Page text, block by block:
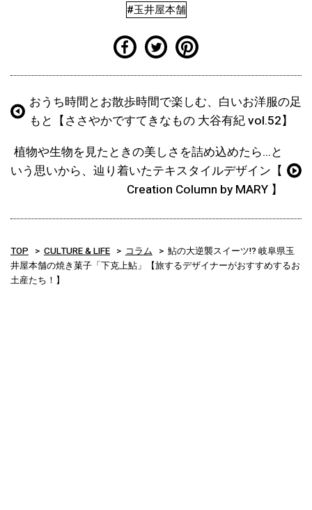
#玉井屋本舗
おうち時間とお散歩時間で楽しむ、白いお洋服の足
もと【ささやかですてきなもの 大谷有紀 vol.52】
植物や生物を見たときの美しさを詰め込めたら…と
いう思いから、辿り着いたテキスタイルデザイン【
Creation Column by MARY 】
TOP CULTURE & LIFE コラム
鮎の大逆襲スイーツ!? 岐阜県玉
井屋本舗の焼き菓子「下克上鮎」【旅するデザイナーがおすすめするお
土産たち！】